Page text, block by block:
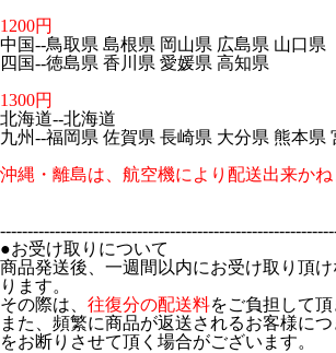
1200円
中国--鳥取県 島根県 岡山県 広島県 山口県
四国--徳島県 香川県 愛媛県 高知県
1300円
北海道--北海道
九州--福岡県 佐賀県 長崎県 大分県 熊本県
沖縄・離島は、航空機により配送出来かね
●お受け取りについて
商品発送後、一週間以内にお受け取り頂
ります。
その際は、 往復分の配送料をご負担して頂
また、頻繁に商品が返送されるお客様につ
をお断りさせて頂く場合がございます。